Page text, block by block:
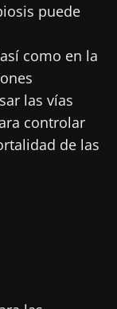
puede
como en la
las vías
controlar
de las